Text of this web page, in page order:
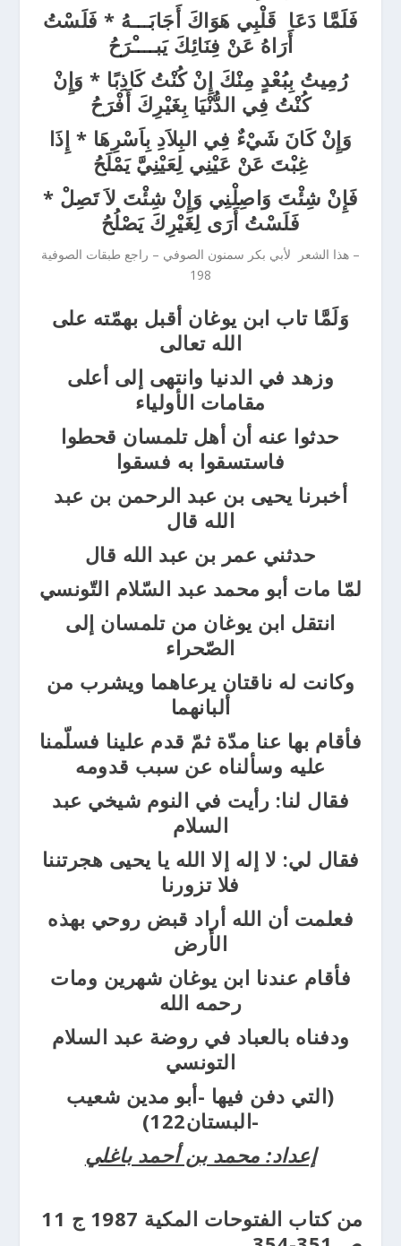
فَلَمَّا دَعَا قَلْبِي هَوَاكَ أَجَابَـــهُ * فَلَسْتُ
أَرَاهُ عَنْ فِنَائِكَ يَبــــْرَحُ
رُمِيتُ بِبُعْدٍ مِنْكَ إِنْ كُنْتُ كَاذِبًا * وَإِنْ
كُنْتُ فِي الدُّنْيَا بِغَيْرِكَ أَفْرَحُ
وَإِنْ كَانَ شَيْءٌ فِي البِلاَدِ بِاَسْرِهَا * إِذَا
غِبْتَ عَنْ عَيْنِي لِعَيْنِيَّ يَمْلَحُ
فَإِنْ شِئْتَ وَاصِلْنِي وَإِنْ شِئْتَ لاَ تَصِلْ *
فَلَسْتُ أَرَى لِغَيْرِكَ يَصْلُحُ
– هذا الشعر لأبي بكر سمنون الصوفي – راجع طبقات الصوفية
198
وَلَمَّا تاب ابن يوغان أقبل بهمّته على
الله تعالى
وزهد في الدنيا وانتهى إلى أعلى
مقامات الأولياء
حدثوا عنه أن أهل تلمسان قحطوا
فاستسقوا به فسقوا
أخبرنا يحيى بن عبد الرحمن بن عبد
الله قال
حدثني عمر بن عبد الله قال
لمّا مات أبو محمد عبد السّلام التّونسي
انتقل ابن يوغان من تلمسان إلى
الصّحراء
وكانت له ناقتان يرعاهما ويشرب من
ألبانهما
فأقام بها عنا مدّة ثمّ قدم علينا فسلّمنا
عليه وسألناه عن سبب قدومه
فقال لنا: رأيت في النوم شيخي عبد
السلام
فقال لي: لا إله إلا الله يا يحيى هجرتننا
فلا تزورنا
فعلمت أن الله أراد قبض روحي بهذه
الأرض
فأقام عندنا ابن يوغان شهرين ومات
رحمه الله
ودفناه بالعباد في روضة عبد السلام
التونسي
(التي دفن فيها -أبو مدين شعيب
-البستان122)
إعداد: محمد بن أحمد باغلي
من كتاب الفتوحات المكية 1987 ج 11